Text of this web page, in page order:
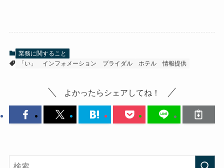
業務に関すること
「い」
インフォメーション ブライダル ホテル 情報提供
よかったらシェアしてね！